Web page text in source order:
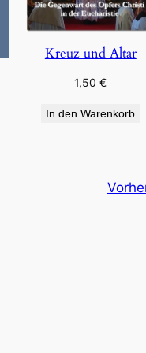
Kreuz und Altar
1,50€
In den Warenkorb